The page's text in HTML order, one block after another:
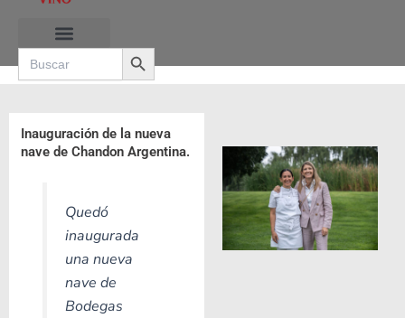
contenido
Search
for:
Search Button
Inauguración de la nueva
nave de Chandon Argentina.
Quedó
inaugurada
una nueva
nave de
Bodegas